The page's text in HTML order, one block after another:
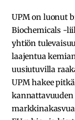
UPM on luonut
Biochemicals -
yhtiön
laajentua
uusiutuvilla
UPM hakee
kannattavuuden